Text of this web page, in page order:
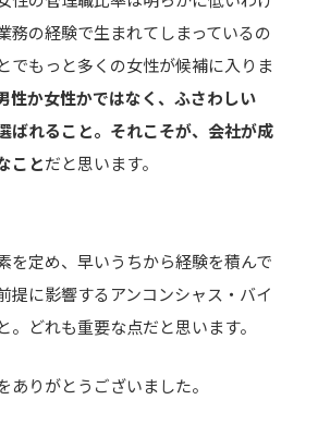
務の経験で生まれてしまっているの
でもっと多くの女性が候補に入りま
性か女性かではなく、ふさわしい
ばれること。それこそが、会社が成
ことだと思います。
を定め、早いうちから経験を積んで
提に影響するアンコンシャス・バイ
。どれも重要な点だと思います。
ありがとうございました。